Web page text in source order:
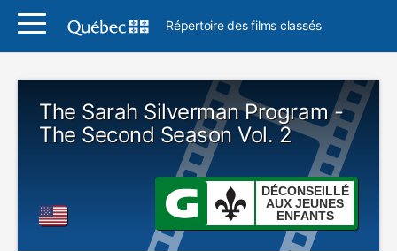
Répertoire des films classés
The Sarah Silverman Program -
The Second Season Vol. 2
DÉCONSEILLÉ
AUX JEUNES
ENFANTS